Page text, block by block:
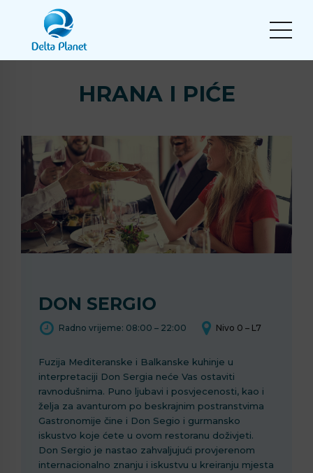
HRANA I PIĆE
DON SERGIO
Radno vrijeme: 08:00 – 22:00 Nivo 0 – L7
Fuzija Mediteranske i Balkanske kuhinje u
interpretaciji Don Sergia neće Vas ostaviti
ravnodušnima. Puno ljubavi i posvjecenosti, kao i
želja za avanturom po beskrajnim postranstvima
Gastronomije čine i Don Segio i gurmansko
iskustvo koje ćete u ovom restoranu doživjeti.
Don Sergio je nastao zahvaljujući provjerenom
internacionalno znanju i iskustvu u kreiranju mjesta